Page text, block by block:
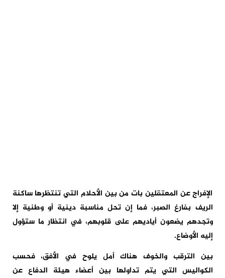
الإفراج عن المعتقلين بات من بين الأحلام التي تنتظرها ساكنة
الريف بفارغ الصبر، فما إن تحل مناسبة دينية أو وطنية إلا
وتجدهم يضعون أياديهم على قلوبهم، في انتظار ما ستؤول
إليه الأوضاع.
بين الترقب والخوف هناك أمل يلوح في الأفق، فحسب
الكواليس التي يتم تداولها بين أعضاء هيئة الدفاع عن